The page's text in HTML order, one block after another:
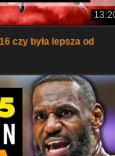
czy była lepsza od